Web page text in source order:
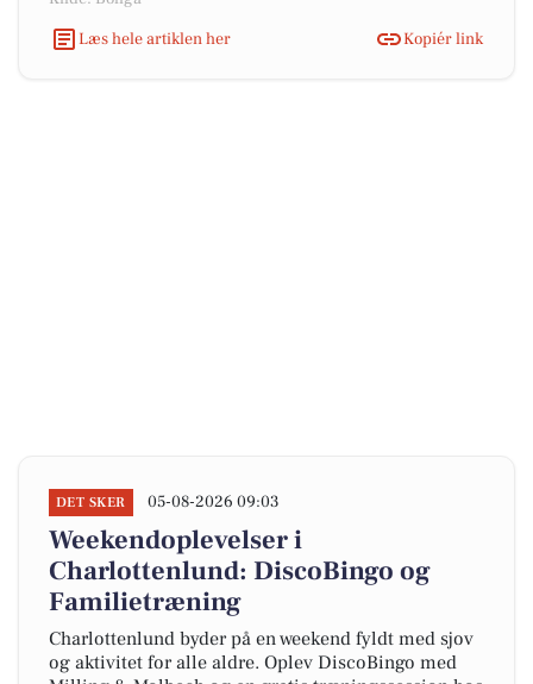
Læs hele artiklen her
Kopiér link
DET SKER 05-08-2026 09:03
Weekendoplevelser i
Charlottenlund: DiscoBingo og
Familietræning
Charlottenlund byder på en weekend fyldt med sjov
og aktivitet for alle aldre. Oplev DiscoBingo med